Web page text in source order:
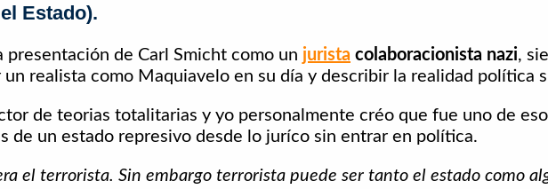
Estado).
presentación de Carl Smicht como un jurista colaboracionista nazi,
realista como Maquiavelo en su día y describir la realidad política
de teorias totalitarias y yo personalmente créo que fue uno de
de un estado represivo desde lo juríco sin entrar en política.
el terrorista. Sin embargo terrorista puede ser tanto el estado como